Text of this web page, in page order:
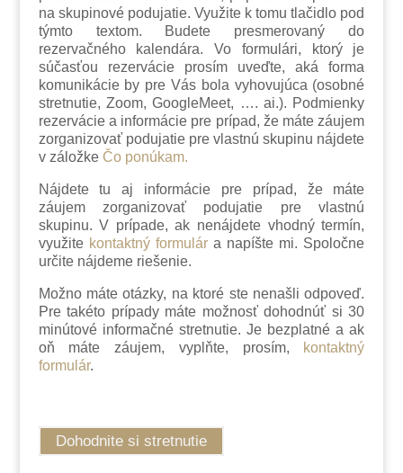
na skupinové podujatie. Využite k tomu tlačidlo pod
týmto textom. Budete presmerovaný do
rezervačného kalendára. Vo formulári, ktorý je
súčasťou rezervácie prosím uveďte, aká forma
komunikácie by pre Vás bola vyhovujúca (osobné
stretnutie, Zoom, GoogleMeet, …. ai.). Podmienky
rezervácie a informácie pre prípad, že máte záujem
zorganizovať podujatie pre vlastnú skupinu nájdete
v záložke Čo ponúkam.
Nájdete tu aj informácie pre prípad, že máte
záujem zorganizovať podujatie pre vlastnú
skupinu. V prípade, ak nenájdete vhodný termín,
využite kontaktný formulára napíšte mi. Spoločne
určite nájdeme riešenie.
Možno máte otázky, na ktoré ste nenašli odpoveď.
Pre takéto prípady máte možnosť dohodnúť si 30
minútové informačné stretnutie. Je bezplatné a ak
oň máte záujem, vyplňte, prosím, kontaktný
formulár.
Dohodnite si stretnutie